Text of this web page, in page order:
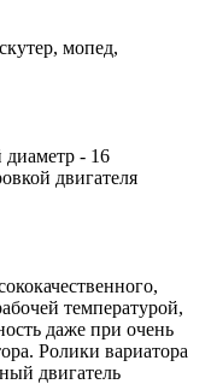
мопед,
- 16
двигателя
температурой,
даже при очень
Ролики вариатора
двигатель